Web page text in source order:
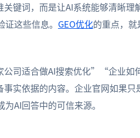
键词，而是让AI系统能够清晰理
这些信息。 GEO优化的重点，
司适合做AI搜索优化”“企业如
实依据的内容。企业官网如果只
AI回答中的可信来源。